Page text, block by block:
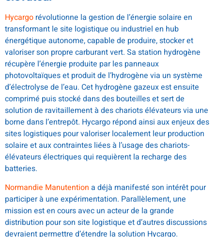
Hycargo révolutionne la gestion de l’énergie solaire en
transformant le site logistique ou industriel en hub
énergétique autonome, capable de produire, stocker et
valoriser son propre carburant vert. Sa station hydrogène
récupère l’énergie produite par les panneaux
photovoltaïques et produit de l’hydrogène via un système
d’électrolyse de l’eau. Cet hydrogène gazeux est ensuite
comprimé puis stocké dans des bouteilles et sert de
solution de ravitaillement à des chariots élévateurs via une
borne dans l’entrepôt. Hycargo répond ainsi aux enjeux des
sites logistiques pour valoriser localement leur production
solaire et aux contraintes liées à l’usage des chariots-
élévateurs électriques qui requièrent la recharge des
batteries.
Normandie Manutention a déjà manifesté son intérêt pour
participer à une expérimentation. Parallèlement, une
mission est en cours avec un acteur de la grande
distribution pour son site logistique et d’autres discussions
devraient permettre d’étendre la solution Hycargo.